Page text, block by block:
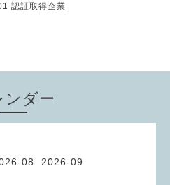
認証取得企業
ンダー
08 2026-09